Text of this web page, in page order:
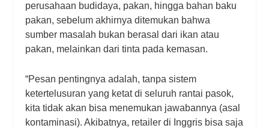
perusahaan budidaya, pakan, hingga bahan baku
pakan, sebelum akhirnya ditemukan bahwa
sumber masalah bukan berasal dari ikan atau
pakan, melainkan dari tinta pada kemasan.
“Pesan pentingnya adalah, tanpa sistem
ketertelusuran yang ketat di seluruh rantai pasok,
kita tidak akan bisa menemukan jawabannya (asal
kontaminasi). Akibatnya, retailer di Inggris bisa saja